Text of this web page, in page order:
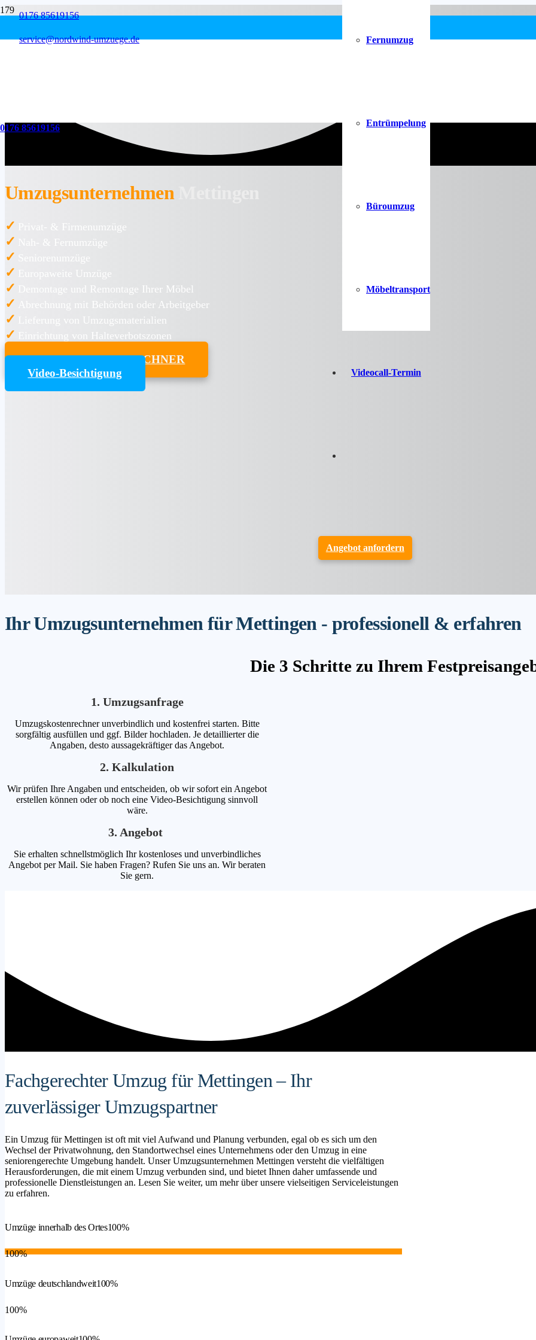
0176 85619156
service@nordwind-umzuege.de Fernumzug
Entrümpelung
Büroumzug
Möbeltransport
Videocall-Termin
Angebot anfordern
0176 85619156
UmzugsunternehmenMettingen
✓ Privat- & Firmenumzüge
✓ Nah- & Fernumzüge
✓ Seniorenumzüge
✓ Europaweite Umzüge
✓ Demontage und Remontage Ihrer Möbel
✓ Abrechnung mit Behörden oder Arbeitgeber
✓ Lieferung von Umzugsmaterialien
✓ Einrichtung von Halteverbotszonen
UMZUGSKOSTENRECHNER
Video-Besichtigung
Ihr Umzugsunternehmen für Mettingen - professionell & erfahren
Die 3 Schritte zu Ihrem
1. Umzugsanfrage
Umzugskostenrechner unverbindlich und kostenfrei starten. Bitte
sorgfältig ausfüllen und ggf. Bilder hochladen. Je detaillierter die
Angaben, desto aussagekräftiger das Angebot.
2. Kalkulation
Wir prüfen Ihre Angaben und entscheiden, ob wir sofort ein Angebot
erstellen können oder ob noch eine Video-Besichtigung sinnvoll
wäre.
3. Angebot
Sie erhalten schnellstmöglich Ihr kostenloses und unverbindliches
Angebot per Mail. Sie haben Fragen? Rufen Sie uns an. Wir beraten
Sie gern.
Fachgerechter Umzug für Mettingen – Ihr
zuverlässiger Umzugspartner
Ein Umzug für Mettingen ist oft mit viel Aufwand und Planung verbunden, egal ob es sich um den
Wechsel der Privatwohnung, den Standortwechsel eines Unternehmens oder den Umzug in eine
seniorengerechte Umgebung handelt. Unser Umzugsunternehmen Mettingen versteht die vielfältigen
Herausforderungen, die mit einem Umzug verbunden sind, und bietet Ihnen daher umfassende und
professionelle Dienstleistungen an. Lesen Sie weiter, um mehr über unsere vielseitigen Serviceleistungen
zu erfahren.
Umzüge innerhalb des Ortes100%
100%
Umzüge deutschlandweit100%
100%